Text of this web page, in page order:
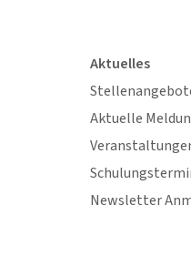
Aktuelles
Aktuelle
Newsletter